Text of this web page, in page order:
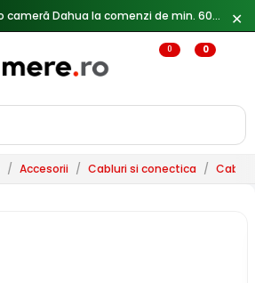
✕
0 0
/ Accesorii / Cabluri si conectica / Cabluri